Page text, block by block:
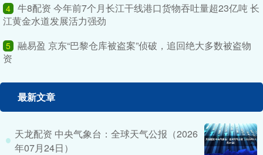
4 牛8配资 今年前7个月长江干线港口货物吞吐量超23亿吨 长
江黄金水道发展活力强劲
5 融易盈 京东“巴黎仓库被盗案”侦破，追回绝大多数被盗物
资
最新文章
天龙配资 中央气象台：全球天气公报（2026
年07月24日）